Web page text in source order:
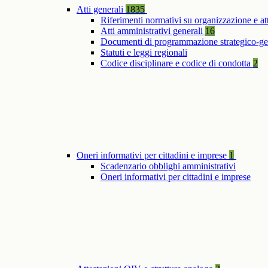
Atti generali 1835
Riferimenti normativi su organizzazione e
Atti amministrativi generali 16
Documenti di programmazione strategico-
Statuti e leggi regionali
Codice disciplinare e codice di condotta 2
Oneri informativi per cittadini e imprese 1
Scadenzario obblighi amministrativi
Oneri informativi per cittadini e imprese